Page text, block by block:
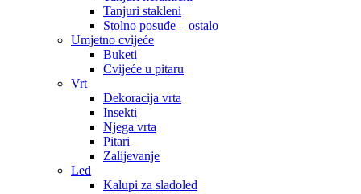
Tanjuri stakleni
Stolno posuđe – ostalo
Umjetno cvijeće
Buketi
Cvijeće u pitaru
Vrt
Dekoracija vrta
Insekti
Njega vrta
Pitari
Zalijevanje
Led
Kalupi za sladoled